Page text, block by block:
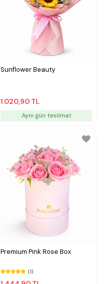
Sunflower Beauty
1.020,90 TL
Aynı gün teslimat
Premium Pink Rose Box
(1)